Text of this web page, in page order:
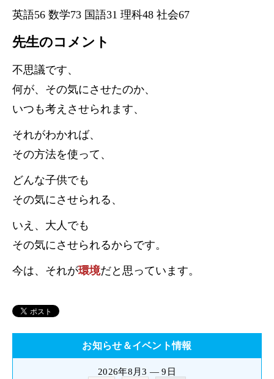
英語56 数学73 国語31 理科48 社会67
先生のコメント
不思議です、
何が、その気にさせたのか、
いつも考えさせられます、
それがわかれば、
その方法を使って、
どんな子供でも
その気にさせられる、
いえ、大人でも
その気にさせられるからです。
今は、それが環境だと思っています。
お知らせ＆イベント情報
2026年8月3 — 9日